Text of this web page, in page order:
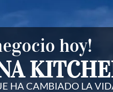
HA CAMBIADO LA
hoy!